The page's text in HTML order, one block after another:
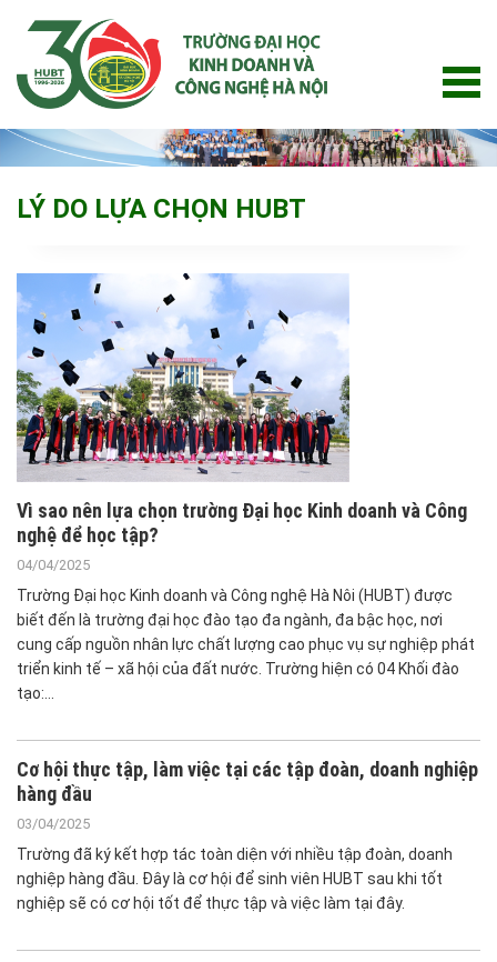
content
LÝ DO LỰA CHỌN HUBT
Vì sao nên lựa chọn trường Đại học Kinh doanh và Công
nghệ để học tập?
04/04/2025
Trường Đại học Kinh doanh và Công nghệ Hà Nôi (HUBT) được
biết đến là trường đại học đào tạo đa ngành, đa bậc học, nơi
cung cấp nguồn nhân lực chất lượng cao phục vụ sự nghiệp phát
triển kinh tế – xã hội của đất nước. Trường hiện có 04 Khối đào
tạo:…
Cơ hội thực tập, làm việc tại các tập đoàn, doanh nghiệp
hàng đầu
03/04/2025
Trường đã ký kết hợp tác toàn diện với nhiều tập đoàn, doanh
nghiệp hàng đầu. Đây là cơ hội để sinh viên HUBT sau khi tốt
nghiệp sẽ có cơ hội tốt để thực tập và việc làm tại đây.